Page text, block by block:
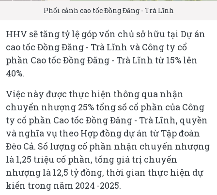
Phối cảnh cao tốc Đồng Đăng - Trà Lĩnh
HHV sẽ tăng tỷ lệ góp vốn chủ sở hữu tại Dự án
cao tốc Đồng Đăng - Trà Lĩnh và Công ty cổ
phần Cao tốc Đồng Đăng - Trà Lĩnh từ 15% lên
40%.
Việc này được thực hiện thông qua nhận
chuyển nhượng 25% tổng số cổ phần của Công
ty cổ phần Cao tốc Đồng Đăng - Trà Lĩnh, quyền
và nghĩa vụ theo Hợp đồng dự án từ Tập đoàn
Đèo Cả. Số lượng cổ phần nhận chuyển nhượng
là 1,25 triệu cổ phần, tổng giá trị chuyển
nhượng là 12,5 tỷ đồng, thời gian thực hiện dự
kiến trong năm 2024 -2025.